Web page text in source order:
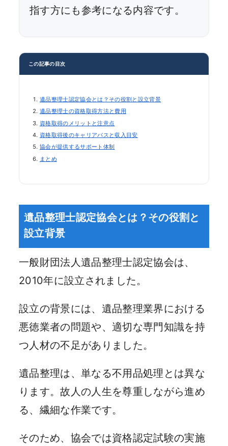
指す方にも参考になる内容です。
この記事の目次
遺品整理士認定協会とは？その役割と設立背景
遺品整理士の資格取得方法と費用
資格取得のメリットと注意点
資格取得後のキャリアパスと収入目安
協会が提供するサポート体制
まとめ
遺品整理士認定協会とは？その役割と
設立背景
一般財団法人遺品整理士認定協会は、
2010年に設立されました。
設立の背景には、遺品整理業界における
悪徳業者の問題や、適切な専門知識を持
つ人材の不足がありました。
遺品整理は、単なる不用品処理とは異な
ります。故人の人生を尊重しながら進め
る、繊細な作業です。
そのため、協会では資格認定試験の実施